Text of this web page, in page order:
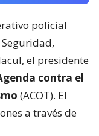
policial
el presidente
contra el
(ACOT). El
a través de